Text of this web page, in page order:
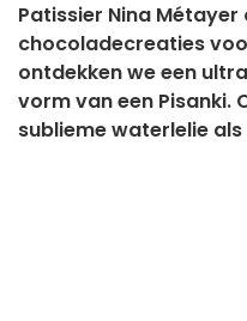
Patissier Nina
chocoladecreaties
ontdekken we een
vorm van een Pisanki.
sublieme waterlelie